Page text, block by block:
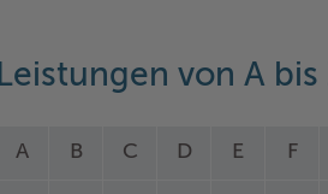
Leistungen von A bis
A B C D E F